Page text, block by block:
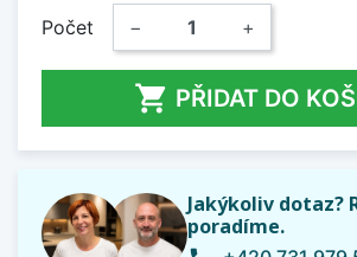
Počet − +
 PŘIDAT DO
Jakýkoliv dotaz?
poradíme.